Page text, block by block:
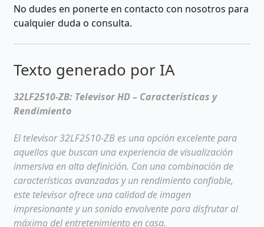
No dudes en ponerte en contacto con nosotros para
cualquier duda o consulta.
Texto generado por IA
32LF2510-ZB: Televisor HD – Características y
Rendimiento
El televisor 32LF2510-ZB es una opción excelente para
aquellos que buscan una experiencia de visualización
inmersiva en alta definición. Con una combinación de
características avanzadas y un rendimiento confiable,
este televisor ofrece una calidad de imagen
impresionante y un sonido envolvente para disfrutar al
máximo del entretenimiento en casa.